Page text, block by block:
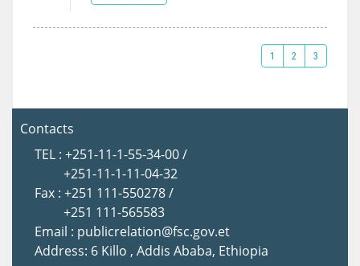
1 2 3
Contacts
TEL : +251-11-1-55-34-00 /
+251-11-1-11-04-32
Fax : +251 111-550278 /
+251 111-565583
Email : publicrelation@fsc.gov.et
Address: 6 Killo , Addis Ababa, Ethiopia